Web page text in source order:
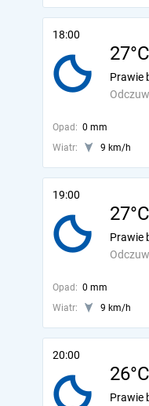
18:00
27°C
Prawie
Opad: 0 mm
Wiatr:
9 km/h
19:00
27°C
Prawie
Opad: 0 mm
Wiatr:
9 km/h
20:00
26°C
Prawie